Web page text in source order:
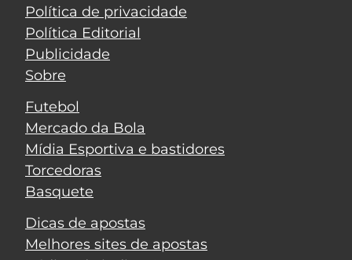
Política de privacidade
Política Editorial
Publicidade
Sobre
Futebol
Mercado da Bola
Mídia Esportiva e bastidores
Torcedoras
Basquete
Dicas de apostas
Melhores sites de apostas